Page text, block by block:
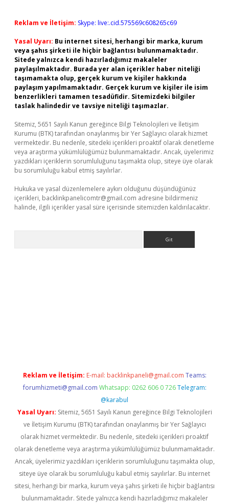
Reklam ve İletişim: Skype: live:.cid.575569c608265c69
Yasal Uyarı: Bu internet sitesi, herhangi bir marka, kurum
veya şahıs şirketi ile hiçbir bağlantısı bulunmamaktadır.
Sitede yalnızca kendi hazırladığımız makaleler
paylaşılmaktadır. Burada yer alan içerikler haber niteliği
taşımamakta olup, gerçek kurum ve kişiler hakkında
paylaşım yapılmamaktadır. Gerçek kurum ve kişiler ile isim
benzerlikleri tamamen tesadüfidir. Sitemizdeki bilgiler
taslak halindedir ve tavsiye niteliği taşımazlar.
Sitemiz, 5651 Sayılı Kanun gereğince Bilgi Teknolojileri ve İletişim
Kurumu (BTK) tarafından onaylanmış bir Yer Sağlayıcı olarak hizmet
vermektedir. Bu nedenle, sitedeki içerikleri proaktif olarak denetleme
veya araştırma yükümlülüğümüz bulunmamaktadır. Ancak, üyelerimiz
yazdıkları içeriklerin sorumluluğunu taşımakta olup, siteye üye olarak
bu sorumluluğu kabul etmiş sayılırlar.
Hukuka ve yasal düzenlemelere aykırı olduğunu düşündüğünüz
içerikleri, backlinkpanelicomtr@gmail.com adresine bildirmeniz
halinde, ilgili içerikler yasal süre içerisinde sitemizden kaldırılacaktır.
Reklam ve İletişim: E-mail: backlinkpaneli@gmail.com Teams:
forumhizmeti@gmail.com Whatsapp: 0262 606 0 726 Telegram:
@karabul
Yasal Uyarı: Sitemiz, 5651 Sayılı Kanun gereğince Bilgi Teknolojileri
ve İletişim Kurumu (BTK) tarafından onaylanmış bir Yer Sağlayıcı
olarak hizmet vermektedir. Bu nedenle, sitedeki içerikleri proaktif
olarak denetleme veya araştırma yükümlülüğümüz bulunmamaktadır.
Ancak, üyelerimiz yazdıkları içeriklerin sorumluluğunu taşımakta olup,
siteye üye olarak bu sorumluluğu kabul etmiş sayılırlar. Bu internet
sitesi, herhangi bir marka, kurum veya şahıs şirketi ile hiçbir bağlantısı
bulunmamaktadır. Sitede yalnızca kendi hazırladığımız makaleler